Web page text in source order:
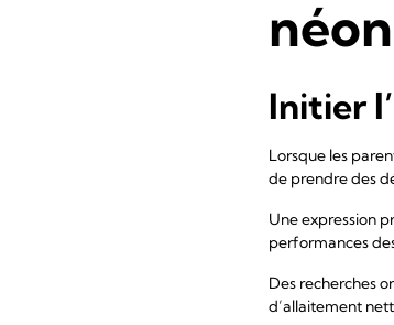
Initier
Lorsque les
de prendre des
Une expression
performances
Des recherches
d’allaitement